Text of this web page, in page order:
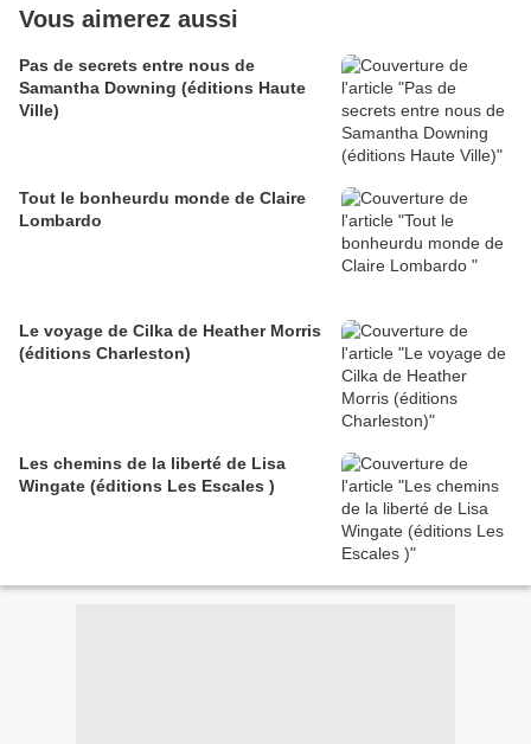
Vous aimerez aussi
Pas de secrets entre nous de
Samantha Downing (éditions Haute
Ville)
Tout le bonheurdu monde de Claire
Lombardo
Le voyage de Cilka de Heather Morris
(éditions Charleston)
Les chemins de la liberté de Lisa
Wingate (éditions Les Escales )